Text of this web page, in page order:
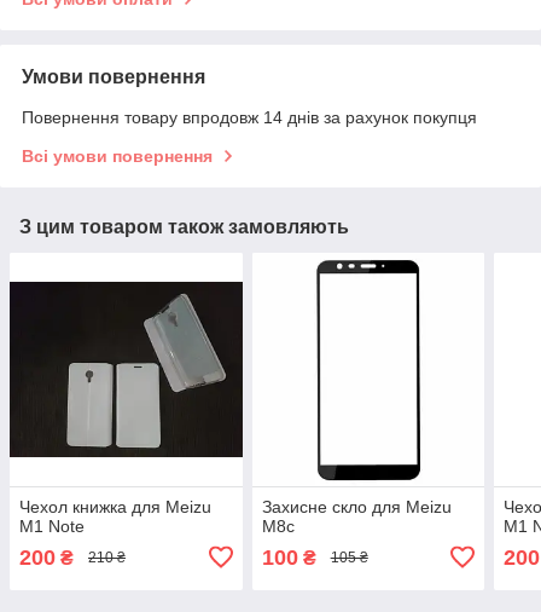
Умови повернення
Повернення товару впродовж 14 днів за рахунок покупця
Всі умови повернення
З цим товаром також замовляють
Чехол книжка для Meizu
M1 Note
200 ₴ 210 ₴
Захисне скло для Meizu
M8c
100₴ 105 ₴
M1
200